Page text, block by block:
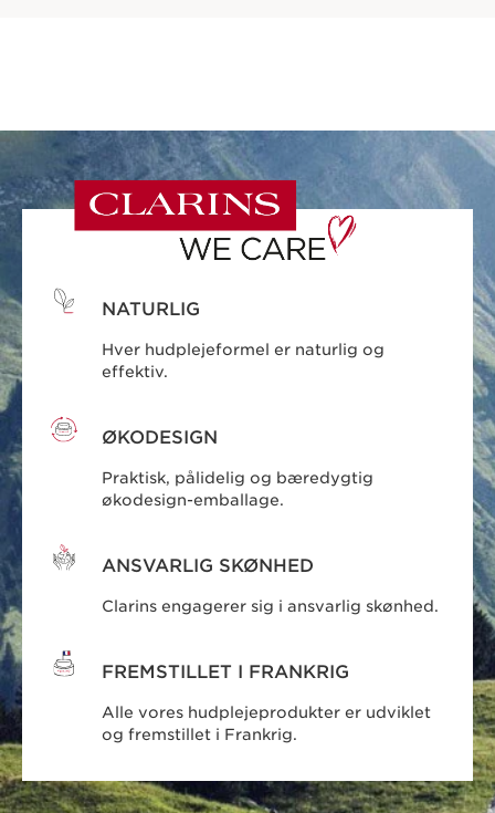
NATURLIG
Hver hudplejeformel er naturlig og
effektiv.
ØKODESIGN
Praktisk, pålidelig og bæredygtig
økodesign-emballage.
ANSVARLIG SKØNHED
Clarins engagerer sig i ansvarlig skønhed.
FREMSTILLET I FRANKRIG
Alle vores hudplejeprodukter er udviklet
og fremstillet i Frankrig.